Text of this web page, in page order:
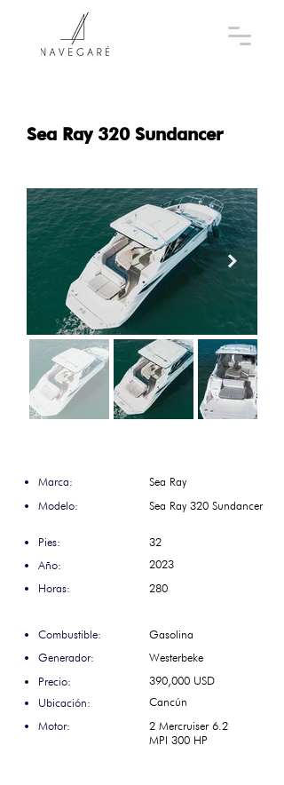
Sea Ray 320 Sundancer
Marca:
Sea Ray
Modelo:
Sea Ray 320 Sundancer
Pies:
32
Año:
2023
Horas:
280
Combustible:
Gasolina
Generador:
Westerbeke
Precio:
390,000 USD
Ubicación:
Cancún
Motor:
2 Mercruiser 6.2
MPI 300 HP